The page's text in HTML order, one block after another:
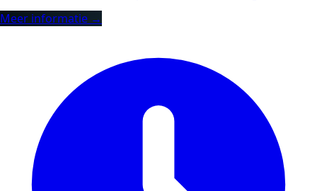
Meer informatie →